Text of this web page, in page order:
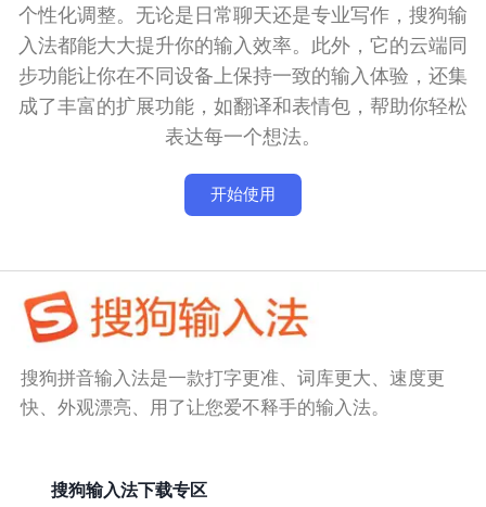
个性化调整。无论是日常聊天还是专业写作，搜狗输
入法都能大大提升你的输入效率。此外，它的云端同
步功能让你在不同设备上保持一致的输入体验，还集
成了丰富的扩展功能，如翻译和表情包，帮助你轻松
表达每一个想法。
开始使用
搜狗拼音输入法是一款打字更准、词库更大、速度更
快、外观漂亮、用了让您爱不释手的输入法。
搜狗输入法下载专区